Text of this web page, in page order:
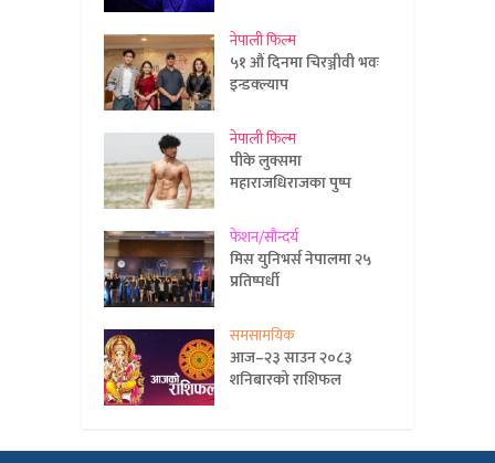
नेपाली फिल्म
५१ औं दिनमा चिरञ्जीवी भवः
इन्डक्ल्याप
नेपाली फिल्म
पीके लुक्समा
महाराजधिराजका पुष्प
फेशन/सौन्दर्य
मिस युनिभर्स नेपालमा २५
प्रतिष्पर्धी
समसामयिक
आज–२३ साउन २०८३
शनिबारको राशिफल